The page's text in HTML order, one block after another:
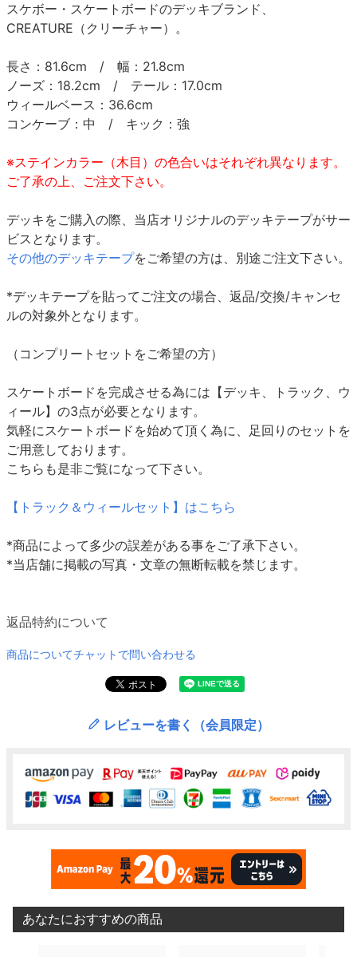
スケボー・スケートボードのデッキブランド、
CREATURE（クリーチャー）。
長さ：81.6cm / 幅：21.8cm
ノーズ：18.2cm / テール：17.0cm
ウィールベース：36.6cm
コンケーブ：中 / キック：強
※ステインカラー（木目）の色合いはそれぞれ異なります。
ご了承の上、ご注文下さい。
デッキをご購入の際、当店オリジナルのデッキテープがサー
ビスとなります。
その他のデッキテープをご希望の方は、別途ご注文下さい。
*デッキテープを貼ってご注文の場合、返品/交換/キャンセ
ルの対象外となります。
（コンプリートセットをご希望の方）
スケートボードを完成させる為には【デッキ、トラック、ウ
ィール】の3点が必要となります。
気軽にスケートボードを始めて頂く為に、足回りのセットを
ご用意しております。
こちらも是非ご覧になって下さい。
【トラック＆ウィールセット】はこちら
*商品によって多少の誤差がある事をご了承下さい。
*当店舗に掲載の写真・文章の無断転載を禁じます。
返品特約について
商品についてチャットで問い合わせる
レビューを書く（会員限定）
あなたにおすすめの商品